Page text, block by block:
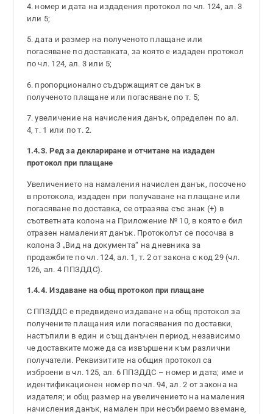
4. номер и дата на издадения протокол по чл. 124, ал. 3
или 5;
5. дата и размер на полученото плащане или
погасяване по доставката, за която е издаден протокол
по чл. 124, ал. 3 или 5;
6. пропорционално съдържащият се данък в
полученото плащане или погасяване по т. 5;
7. увеличение на начисления данък, определен по ал.
4, т. 1 или по т. 2.
1.4.3. Ред за деклариране и отчитане на издаден
протокол при плащане
Увеличението на намаления начислен данък, посочено
в протокола, издаден при получаване на плащане или
погасяване по доставка, се отразява със знак (+) в
съответната колона на Приложение № 10, в която е бил
отразен намаленият данък. Протоколът се посочва в
колона 3 „Вид на документа“ на дневника за
продажбите по чл. 124, ал. 1, т. 2 от закона с код 29 (чл.
126, ал. 4 ППЗДДС).
1.4.4. Издаване на общ протокол при плащане
С ППЗДДС е предвидено издаване на общ протокол за
получените плащания или погасявания по доставки,
настъпили в един и същ данъчен период, независимо
че доставките може да са извършени към различни
получатели. Реквизитите на общия протокол са
изброени в чл. 125, ал. 6 ППЗДДС – номер и дата; име и
идентификационен номер по чл. 94, ал. 2 от закона на
издателя; и общ размер на увеличението на намаления
начисления данък, намален при несъбираемо вземане,